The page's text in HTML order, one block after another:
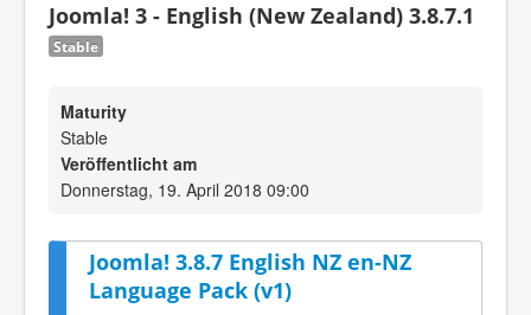
Joomla! 3 - English (New Zealand) 3.8.7.1
Stable
Maturity
Stable
Veröffentlicht am
Donnerstag, 19. April 2018 09:00
Joomla! 3.8.7 English NZ en-NZ
Language Pack (v1)